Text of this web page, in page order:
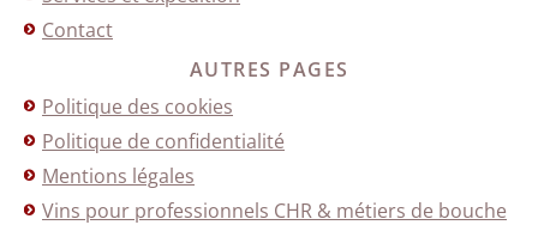
Contact
AUTRES PAGES
Politique des cookies
Politique de confidentialité
Mentions légales
Vins pour professionnels CHR & métiers de bouche